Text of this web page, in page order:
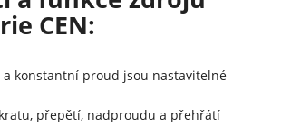
CEN:
konstantní proud jsou nastavitelné
přepětí, nadproudu a přehřátí